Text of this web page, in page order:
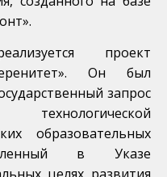
проект
Он был
запрос
образовательных
в Указе
целях развития